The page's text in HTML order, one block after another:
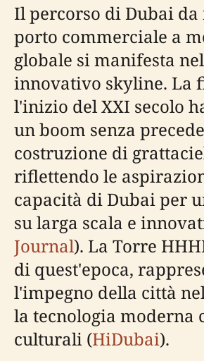
Il percorso di Dubai da
porto commerciale a
globale si manifesta
innovativo skyline. La
l'inizio del XXI secolo
un boom senza
costruzione di
riflettendo le
capacità di Dubai per
su larga scala e
Journal). La Torre
di quest'epoca,
l'impegno della città
la tecnologia moderna
culturali (HiDubai).